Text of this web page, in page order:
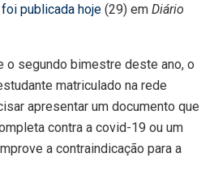
foi publicada hoje (29) em Diário
o segundo bimestre deste ano, o
matriculado na rede
apresentar um documento que
contra a covid-19 ou um
a contraindicação para a